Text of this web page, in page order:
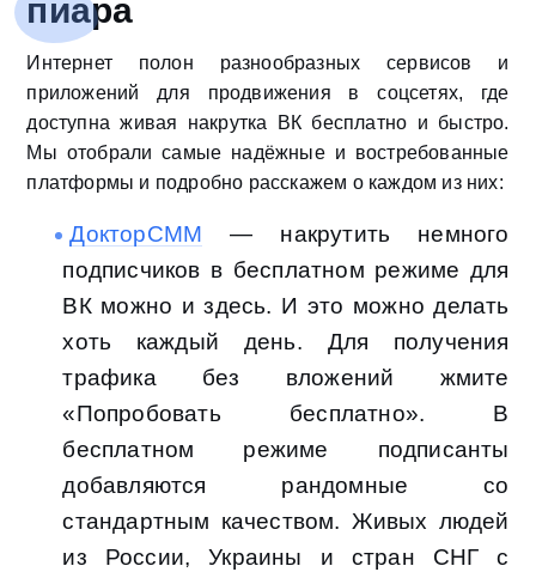
пиара
Интернет полон разнообразных сервисов и
приложений для продвижения в соцсетях, где
доступна живая накрутка ВК бесплатно и быстро.
Мы отобрали самые надёжные и востребованные
платформы и подробно расскажем о каждом из них:
ДокторСММ — накрутить немного
подписчиков в бесплатном режиме для
ВК можно и здесь. И это можно делать
хоть каждый день. Для получения
трафика без вложений жмите
«Попробовать бесплатно». В
бесплатном режиме подписанты
добавляются рандомные со
стандартным качеством. Живых людей
из России, Украины и стран СНГ с